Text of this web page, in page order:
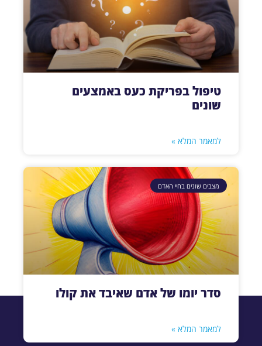
טיפול בפריקת כעס באמצעים
שונים
למאמר המלא »
מצבים שונים בחיי האדם
סדר יומו של אדם שאיבד את קולו
למאמר המלא »